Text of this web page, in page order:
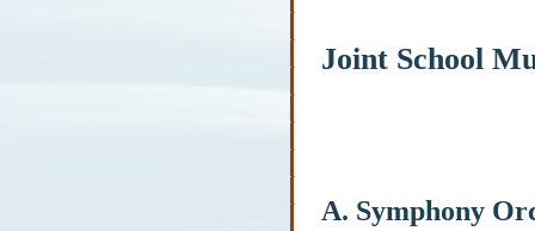
Joint School
A. Symphony